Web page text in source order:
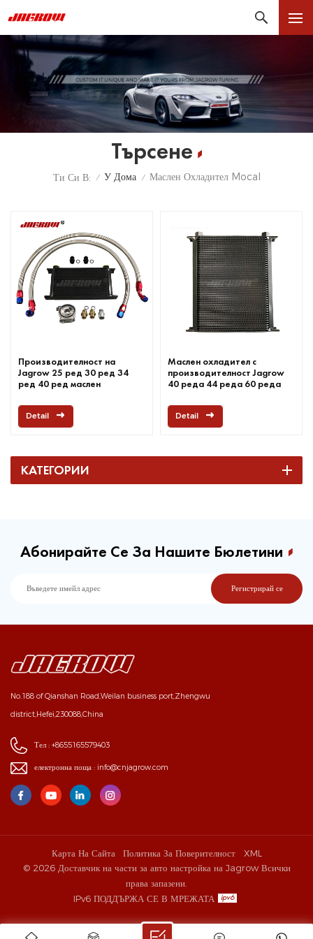
Търсене
Ти Си В: / У Дома / Маслен Охладител Mocal
Производителност на
Jagrow 25 ред 30 ред 34
ред 40 ред маслен
Detail
Маслен охладител с
производителност Jagrow
40 реда 44 реда 60 реда
Detail
КАТЕГОРИИ
Абонирайте Се За Нашите Бюлетини
No.188 of Qianshan Road,Weilan business port,Zhengwu
district,Hefei,230088,China
Тел : +8655165579403
електронна поща : info@cnjagrow.com
Карта На Сайта Политика За Поверителност
XML
© 2026 Доставчик на части за авто настройка на Jagrow Всички
права запазени.
IPv6 ПОДДЪРЖА СЕ В МРЕЖАТА